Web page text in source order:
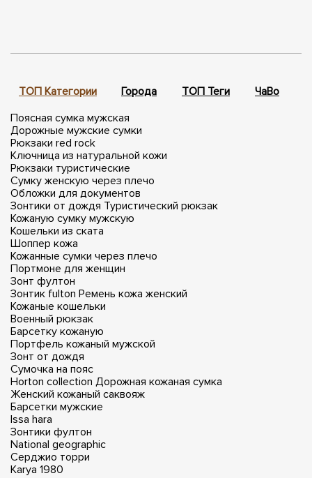
ТОП Категории Города ТОП Теги ЧаВо
Поясная сумка мужская
Дорожные мужские сумки
Рюкзаки red rock
Ключница из натуральной кожи
Рюкзаки туристические
Сумку женскую через плечо
Обложки для документов
Зонтики от дождя Туристический рюкзак
Кожаную сумку мужскую
Кошельки из ската
Шоппер кожа
Кожанные сумки через плечо
Портмоне для женщин
Зонт фултон
Зонтик fulton Ремень кожа женский
Кожаные кошельки
Военный рюкзак
Барсетку кожаную
Портфель кожаный мужской
Зонт от дождя
Сумочка на пояс
Horton collection Дорожная кожаная сумка
Женский кожаный саквояж
Барсетки мужские
Issa hara
Зонтики фултон
National geographic
Серджио торри
Karya 1980